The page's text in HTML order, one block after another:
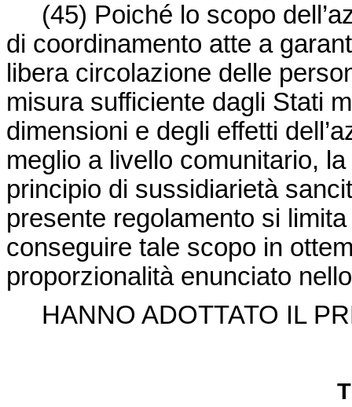
(45) Poiché lo scopo
di coordinamento atte a
libera circolazione delle
misura sufficiente dagli Stati
dimensioni e degli effetti
meglio a livello comunitario,
principio di sussidiarietà
presente regolamento si
conseguire tale scopo in
proporzionalità enunciato
HANNO ADOTTATO IL